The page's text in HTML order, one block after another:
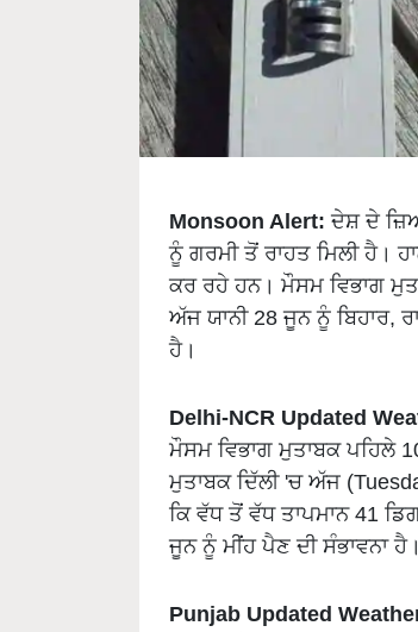
Monsoon Alert: ਦੇਸ਼ ਦੇ
ਨੂੰ ਗਰਮੀ ਤੋਂ ਰਾਹਤ ਮਿਲੀ ਹੈ।
ਕਰ ਰਹੇ ਹਨ। ਮੌਸਮ ਵਿਭਾਗ
ਅੱਜ ਯਾਨੀ 28 ਜੂਨ ਨੂੰ ਬਿਹਾਰ,
ਹੈ।
Delhi-NCR Updated
ਮੌਸਮ ਵਿਭਾਗ ਮੁਤਾਬਕ ਪਹਿਲੇ
ਮੁਤਾਬਕ ਦਿੱਲੀ 'ਚ ਅੱਜ
ਕਿ ਵੱਧ ਤੋਂ ਵੱਧ ਤਾਪਮਾਨ 41
ਜੂਨ ਨੂੰ ਮੀਂਹ ਪੈਣ ਦੀ ਸੰਭਾਵਨਾ ਹੈ।
Punjab Updated